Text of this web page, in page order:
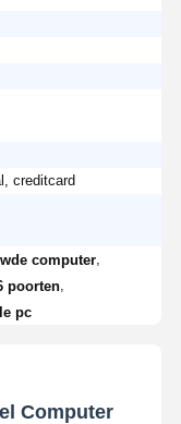
creditcard
computer
poorten
pc
Computer